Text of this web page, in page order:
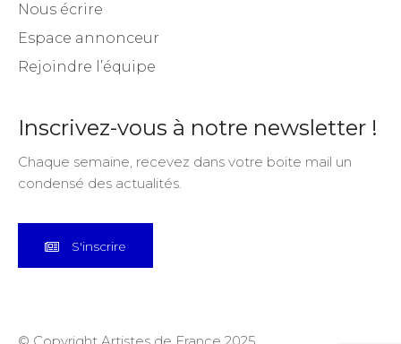
Nous écrire
Espace annonceur
Rejoindre l’équipe
Inscrivez-vous à notre newsletter !
Chaque semaine, recevez dans votre boite mail un
condensé des actualités.
S'inscrire